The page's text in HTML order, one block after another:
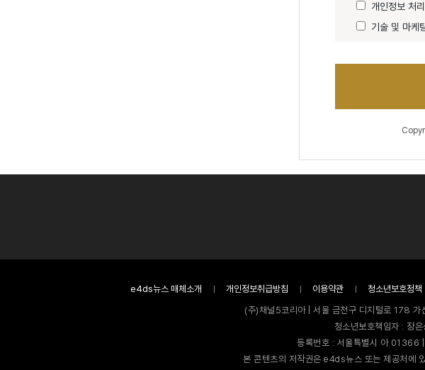
개인정보 처
기술 및 마케
e4ds뉴스 매체소개 개인정보취급방침 이용약관 청소년보호정책
(주)채널5코리아 | 서울 금천구 디지털로 178
청소년보호책임자 : 장
등록번호 : 서울특별시 아
본 콘텐츠의 저작권은 e4ds뉴스 또는 제공처에